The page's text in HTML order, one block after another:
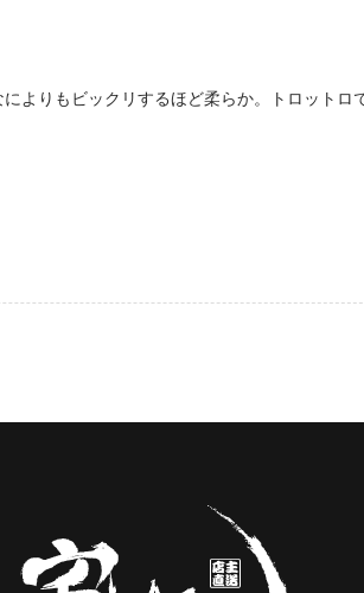
よりもビックリするほど柔らか。トロットロ